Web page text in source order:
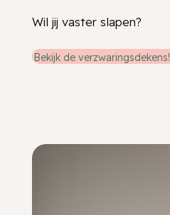
Wil jij vaster slapen?
Bekijk de verzwaringsdekens!